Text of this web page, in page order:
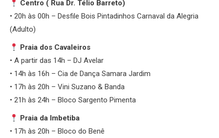
Centro ( Rua Dr. Télio Barreto)
• 20h às 00h – Desfile Bois Pintadinhos Carnaval da Alegria
(Adulto)
Praia dos Cavaleiros
• A partir das 14h – DJ Avelar
• 14h às 16h – Cia de Dança Samara Jardim
• 17h às 20h – Vini Suzano & Banda
• 21h às 24h – Bloco Sargento Pimenta
Praia da Imbetiba
• 17h às 20h – Bloco do Benê